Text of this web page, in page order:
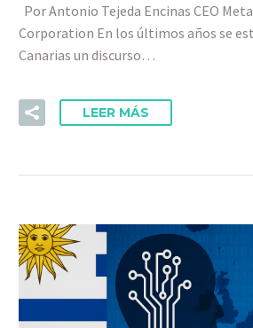
Por Antonio Tejeda Encinas CEO
Corporation En los últimos años se
Canarias un discurso…
LEER MÁS